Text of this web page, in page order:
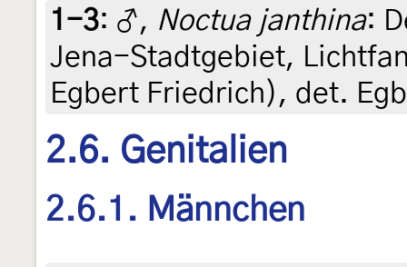
1-3: ♂, Noctua janthina:
Jena-Stadtgebiet,
Egbert Friedrich), det.
2.6. Genitalien
2.6.1. Männchen